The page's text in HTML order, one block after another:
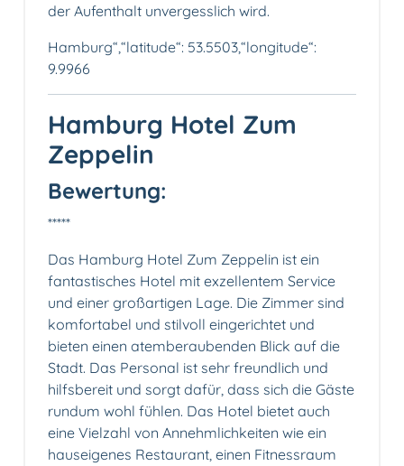
der Aufenthalt unvergesslich wird.
Hamburg“,“latitude“: 53.5503,“longitude“:
9.9966
Hamburg Hotel Zum
Zeppelin
Bewertung:
*****
Das Hamburg Hotel Zum Zeppelin ist ein
fantastisches Hotel mit exzellentem Service
und einer großartigen Lage. Die Zimmer sind
komfortabel und stilvoll eingerichtet und
bieten einen atemberaubenden Blick auf die
Stadt. Das Personal ist sehr freundlich und
hilfsbereit und sorgt dafür, dass sich die Gäste
rundum wohl fühlen. Das Hotel bietet auch
eine Vielzahl von Annehmlichkeiten wie ein
hauseigenes Restaurant, einen Fitnessraum